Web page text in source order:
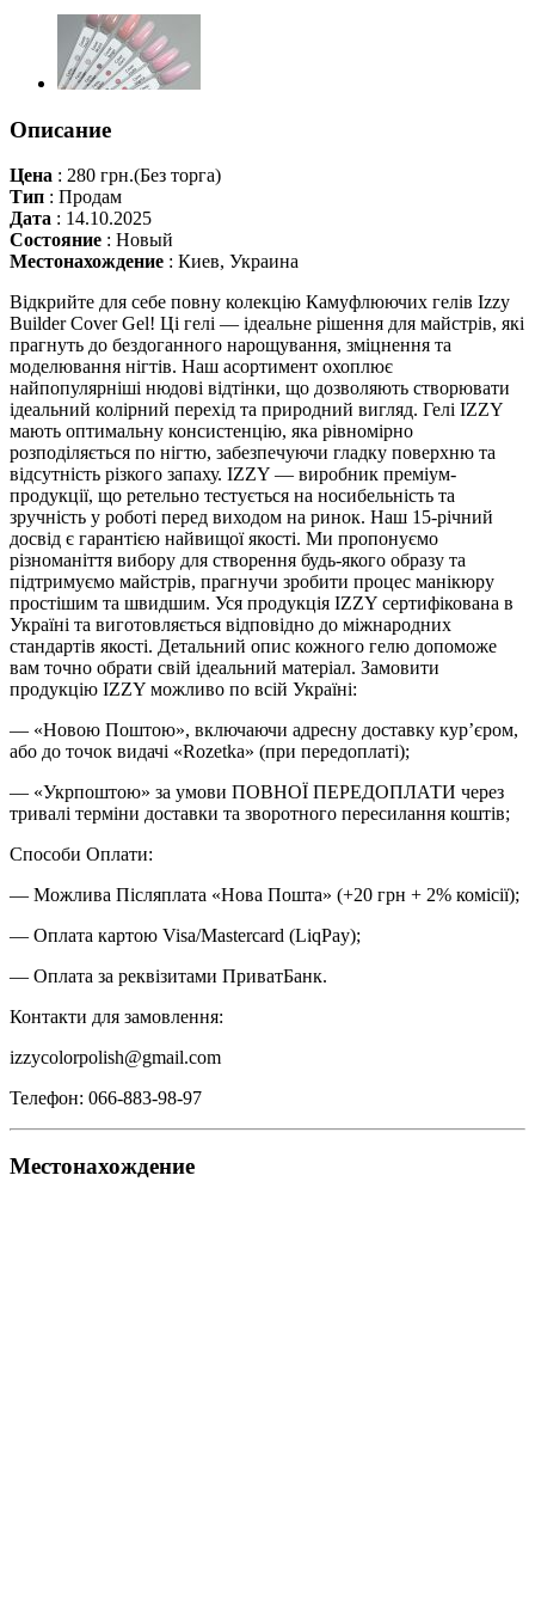
Описание
Цена : 280 грн.(Без торга)
Тип : Продам
Дата : 14.10.2025
Состояние : Новый
Местонахождение : Киев, Украина
Відкрийте для себе повну колекцію Камуфлюючих гелів Izzy
Builder Cover Gel! Ці гелі — ідеальне рішення для майстрів, які
прагнуть до бездоганного нарощування, зміцнення та
моделювання нігтів. Наш асортимент охоплює
найпопулярніші нюдові відтінки, що дозволяють створювати
ідеальний колірний перехід та природний вигляд. Гелі IZZY
мають оптимальну консистенцію, яка рівномірно
розподіляється по нігтю, забезпечуючи гладку поверхню та
відсутність різкого запаху. IZZY — виробник преміум-
продукції, що ретельно тестується на носибельність та
зручність у роботі перед виходом на ринок. Наш 15-річний
досвід є гарантією найвищої якості. Ми пропонуємо
різноманіття вибору для створення будь-якого образу та
підтримуємо майстрів, прагнучи зробити процес манікюру
простішим та швидшим. Уся продукція IZZY сертифікована в
Україні та виготовляється відповідно до міжнародних
стандартів якості. Детальний опис кожного гелю допоможе
вам точно обрати свій ідеальний матеріал. Замовити
продукцію IZZY можливо по всій Україні:
— «Новою Поштою», включаючи адресну доставку кур’єром,
або до точок видачі «Rozetka» (при передоплаті);
— «Укрпоштою» за умови ПОВНОЇ ПЕРЕДОПЛАТИ через
тривалі терміни доставки та зворотного пересилання коштів;
Способи Оплати:
— Можлива Післяплата «Нова Пошта» (+20 грн + 2% комісії);
— Оплата картою Visa/Mastercard (LiqPay);
— Оплата за реквізитами ПриватБанк.
Контакти для замовлення:
izzycolorpolish@gmail.com
Телефон: 066-883-98-97
Местонахождение